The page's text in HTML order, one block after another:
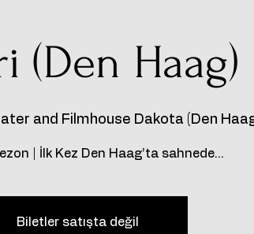
(Den Haag)
and Filmhouse Dakota (Den
| İlk Kez Den Haag’ta sahnede…
Biletler satışta değil